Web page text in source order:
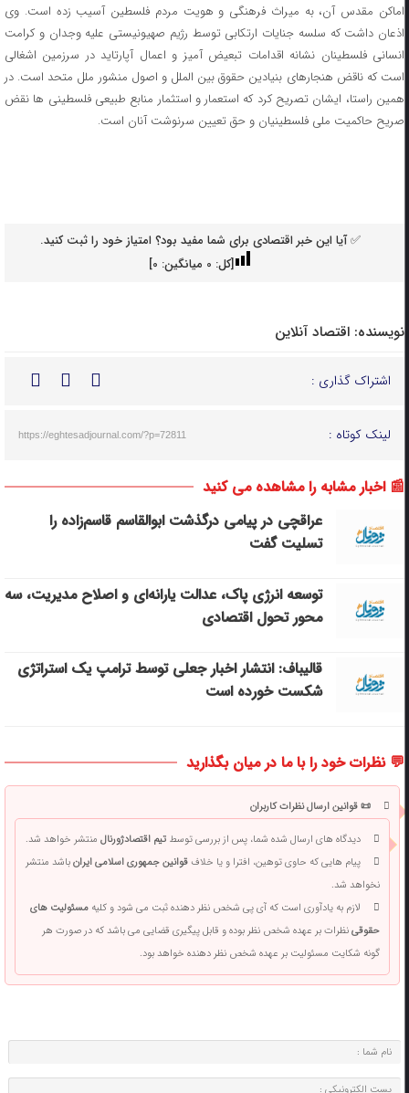
اماکن مقدس آن، به میراث فرهنگی و هویت مردم فلسطین آسیب زده است. وی
اذعان داشت که سلسه جنایات ارتکابی توسط رژیم صهیونیستی علیه وجدان و کرامت
انسانی فلسطینان نشانه اقدامات تبعیض آمیز و اعمال آپارتاید در سرزمین اشغالی
است که ناقض هنجارهای بنیادین حقوق بین الملل و اصول منشور ملل متحد است. در
همین راستا، ایشان تصریح کرد که استعمار و استثمار منابع طبیعی فلسطینی ها نقض
صریح حاکمیت ملی فلسطینیان و حق تعیین سرنوشت آنان است.
✅ آیا این خبر اقتصادی برای شما مفید بود؟ امتیاز خود را ثبت کنید.
[کل: 0میانگین: 0
]
نویسنده: اقتصاد آنلاین
اشتراک گذاری :
لینک کوتاه : https://eghtesadjournal.com/?p=72811
📰 اخبار مشابه را مشاهده می کنید
عراقچی در پیامی درگذشت ابوالقاسم قاسم‌زاده را
تسلیت گفت
توسعه انرژی پاک، عدالت یارانه‌ای و اصلاح مدیریت، سه
محور تحول اقتصادی
قالیباف: انتشار اخبار جعلی توسط ترامپ یک استراتژی
شکست خورده است
💬 نظرات خود را با ما در میان بگذارید
📜 قوانین ارسال نظرات کاربران
دیدگاه های ارسال شده شما، پس از بررسی توسطتیم اقتصادژورنالمنتشر خواهد شد.
پیام هایی که حاوی توهین، افترا و یا خلافقوانین جمهوری اسلامی ایرانباشد منتشر
نخواهد شد.
لازم به یادآوری است که آی پی شخص نظر دهنده ثبت می شود و کلیهمسئولیت های
حقوقینظرات بر عهده شخص نظر بوده و قابل پیگیری قضایی می باشد که در صورت هر
گونه شکایت مسئولیت بر عهده شخص نظر دهنده خواهد بود.